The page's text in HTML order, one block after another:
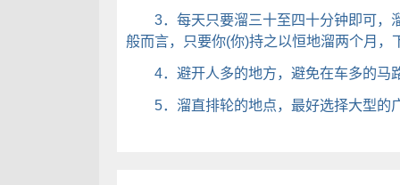
3．每天只要溜三十至四十分钟即可，
般而言，只要你(你)持之以恒地溜两个月，
4．避开人多的地方，避免在车多的马
5．溜直排轮的地点，最好选择大型的